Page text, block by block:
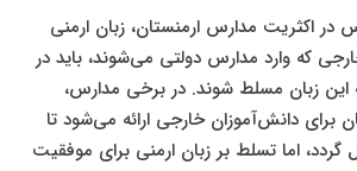
در اکثریت مدارس ارمنستان، زبان ارمنی
که وارد مدارس دولتی می‌شوند، باید در
این زبان مسلط شوند. در برخی مدارس،
برای دانش‌آموزان خارجی ارائه می‌شود تا
گردد، اما تسلط بر زبان ارمنی برای موفقیت